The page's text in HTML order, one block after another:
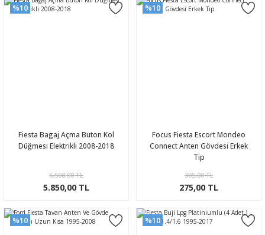
%10
Fiesta Bagaj Açma Buton Kol
Düğmesi Elektrikli 2008-2018
6.500,00 TL
5.850,00 TL
%10
Focus Fiesta Escort Mondeo
Connect Anten Gövdesi Erkek
Tip
305,00 TL
275,00 TL
%10 %10